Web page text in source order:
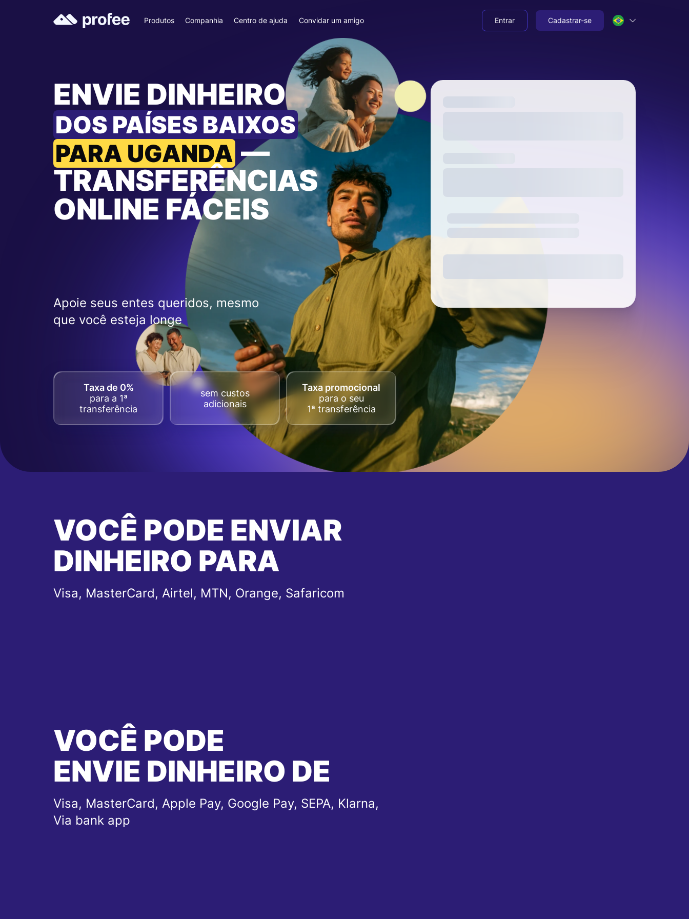
Produtos Companhia Centro de ajuda Convidar um amigo Entrar Cadastrar-se
ENVIE DINHEIRO
DOS PAÍSES BAIXOS
PARA UGANDA —
TRANSFERÊNCIAS
ONLINE FÁCEIS
Apoie seus entes queridos, mesmo
que você esteja longe
Taxa de 0%
para a 1ª
transferência
sem custos
adicionais
Taxa promocional
para o seu
1ª transferência
VOCÊ PODE ENVIAR
DINHEIRO PARA
Visa, MasterCard, Airtel, MTN, Orange, Safaricom
VOCÊ PODE
ENVIE DINHEIRO DE
Visa, MasterCard, Apple Pay, Google Pay, SEPA, Klarna,
Via bank app